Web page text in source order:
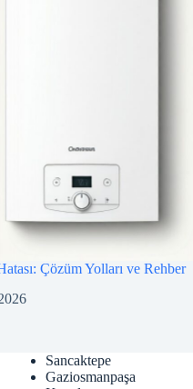
Çözüm Yolları ve Rehber
Sancaktepe
Gaziosmanpaşa